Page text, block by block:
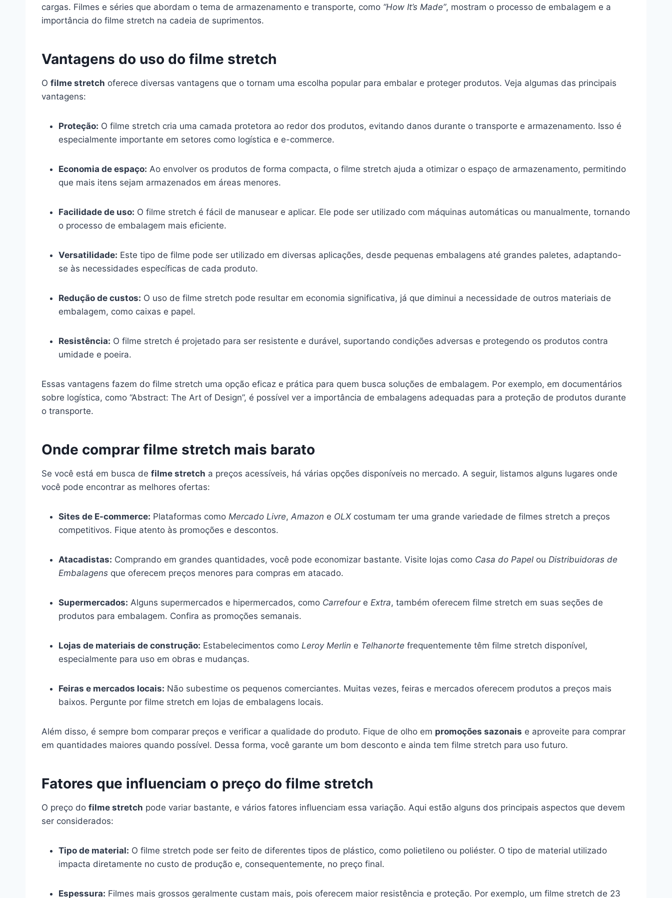
cargas. Filmes e séries que abordam o tema de armazenamento e transporte, como “How It’s Made”, mostram o processo de embalagem e a
importância do filme stretch na cadeia de suprimentos.
Vantagens do uso do filme stretch
O filme stretch oferece diversas vantagens que o tornam uma escolha popular para embalar e proteger produtos. Veja algumas das principais
vantagens:
Proteção: O filme stretch cria uma camada protetora ao redor dos produtos, evitando danos durante o transporte e armazenamento. Isso é
especialmente importante em setores como logística e e-commerce.
Economia de espaço: Ao envolver os produtos de forma compacta, o filme stretch ajuda a otimizar o espaço de armazenamento, permitindo
que mais itens sejam armazenados em áreas menores.
Facilidade de uso: O filme stretch é fácil de manusear e aplicar. Ele pode ser utilizado com máquinas automáticas ou manualmente, tornando
o processo de embalagem mais eficiente.
Versatilidade: Este tipo de filme pode ser utilizado em diversas aplicações, desde pequenas embalagens até grandes paletes, adaptando-
se às necessidades específicas de cada produto.
Redução de custos: O uso de filme stretch pode resultar em economia significativa, já que diminui a necessidade de outros materiais de
embalagem, como caixas e papel.
Resistência: O filme stretch é projetado para ser resistente e durável, suportando condições adversas e protegendo os produtos contra
umidade e poeira.
Essas vantagens fazem do filme stretch uma opção eficaz e prática para quem busca soluções de embalagem. Por exemplo, em documentários
sobre logística, como “Abstract: The Art of Design”, é possível ver a importância de embalagens adequadas para a proteção de produtos durante
o transporte.
Onde comprar filme stretch mais barato
Se você está em busca de filme stretch a preços acessíveis, há várias opções disponíveis no mercado. A seguir, listamos alguns lugares onde
você pode encontrar as melhores ofertas:
Sites de E-commerce: Plataformas como Mercado Livre, Amazon e OLXcostumam ter uma grande variedade de filmes stretch a preços
competitivos. Fique atento às promoções e descontos.
Atacadistas: Comprando em grandes quantidades, você pode economizar bastante. Visite lojas como Casa do Papel ou Distribuidoras de
Embalagens que oferecem preços menores para compras em atacado.
Supermercados: Alguns supermercados e hipermercados, como Carrefoure Extra, também oferecem filme stretch em suas seções de
produtos para embalagem. Confira as promoções semanais.
Lojas de materiais de construção: Estabelecimentos como Leroy Merlin e Telhanorte frequentemente têm filme stretch disponível,
especialmente para uso em obras e mudanças.
Feiras e mercados locais: Não subestime os pequenos comerciantes. Muitas vezes, feiras e mercados oferecem produtos a preços mais
baixos. Pergunte por filme stretch em lojas de embalagens locais.
Além disso, é sempre bom comparar preços e verificar a qualidade do produto. Fique de olho em promoções sazonais e aproveite para comprar
em quantidades maiores quando possível. Dessa forma, você garante um bom desconto e ainda tem filme stretch para uso futuro.
Fatores que influenciam o preço do filme stretch
O preço do filme stretch pode variar bastante, e vários fatores influenciam essa variação. Aqui estão alguns dos principais aspectos que devem
ser considerados:
Tipo de material: O filme stretch pode ser feito de diferentes tipos de plástico, como polietileno ou poliéster. O tipo de material utilizado
impacta diretamente no custo de produção e, consequentemente, no preço final.
Espessura: Filmes mais grossos geralmente custam mais, pois oferecem maior resistência e proteção. Por exemplo, um filme stretch de 23